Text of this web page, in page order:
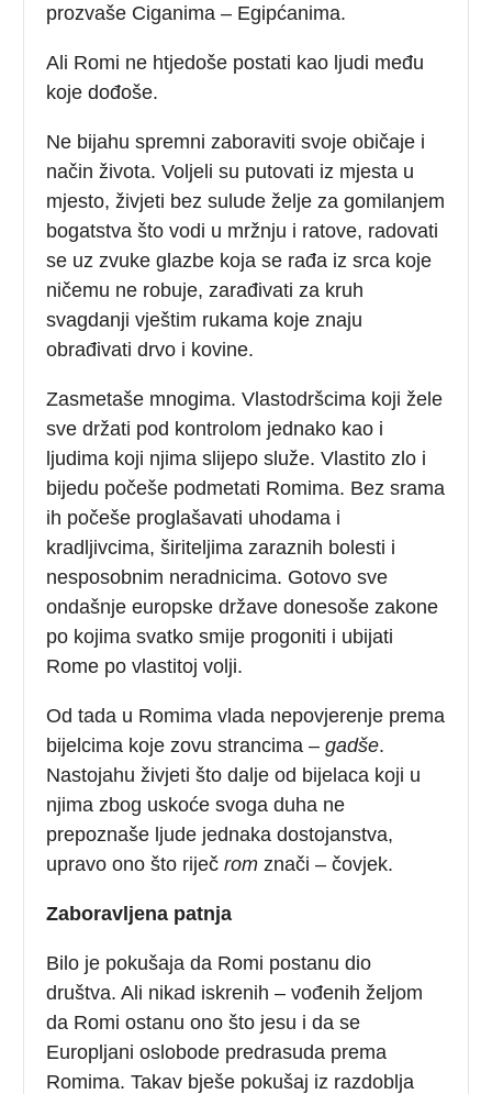
prozvaše Ciganima – Egipćanima.
Ali Romi ne htjedoše postati kao ljudi među
koje dođoše.
Ne bijahu spremni zaboraviti svoje običaje i
način života. Voljeli su putovati iz mjesta u
mjesto, živjeti bez sulude želje za gomilanjem
bogatstva što vodi u mržnju i ratove, radovati
se uz zvuke glazbe koja se rađa iz srca koje
ničemu ne robuje, zarađivati za kruh
svagdanji vještim rukama koje znaju
obrađivati drvo i kovine.
Zasmetaše mnogima. Vlastodršcima koji žele
sve držati pod kontrolom jednako kao i
ljudima koji njima slijepo služe. Vlastito zlo i
bijedu počeše podmetati Romima. Bez srama
ih počeše proglašavati uhodama i
kradljivcima, širiteljima zaraznih bolesti i
nesposobnim neradnicima. Gotovo sve
ondašnje europske države donesoše zakone
po kojima svatko smije progoniti i ubijati
Rome po vlastitoj volji.
Od tada u Romima vlada nepovjerenje prema
bijelcima koje zovu strancima –gadše.
Nastojahu živjeti što dalje od bijelaca koji u
njima zbog uskoće svoga duha ne
prepoznaše ljude jednaka dostojanstva,
upravo ono što riječrom znači – čovjek.
Zaboravljena patnja
Bilo je pokušaja da Romi postanu dio
društva. Ali nikad iskrenih – vođenih željom
da Romi ostanu ono što jesu i da se
Europljani oslobode predrasuda prema
Romima. Takav bješe pokušaj iz razdoblja